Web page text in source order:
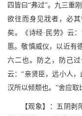
四皆曰“弗过”。九三重
欲往而身见戕者，必
矣。《诗经·民劳》云
慝。敬慎威仪，以近有
六二也。防之，防己
云：“亲贤臣，远小人
汉所以倾颓也。”舍应取
【观象】：五阴